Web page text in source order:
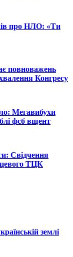
про НЛО: «Ти
повноважень
Конгресу
Мегавибухи
фсб вщент
Свідчення
ТЦК
землі